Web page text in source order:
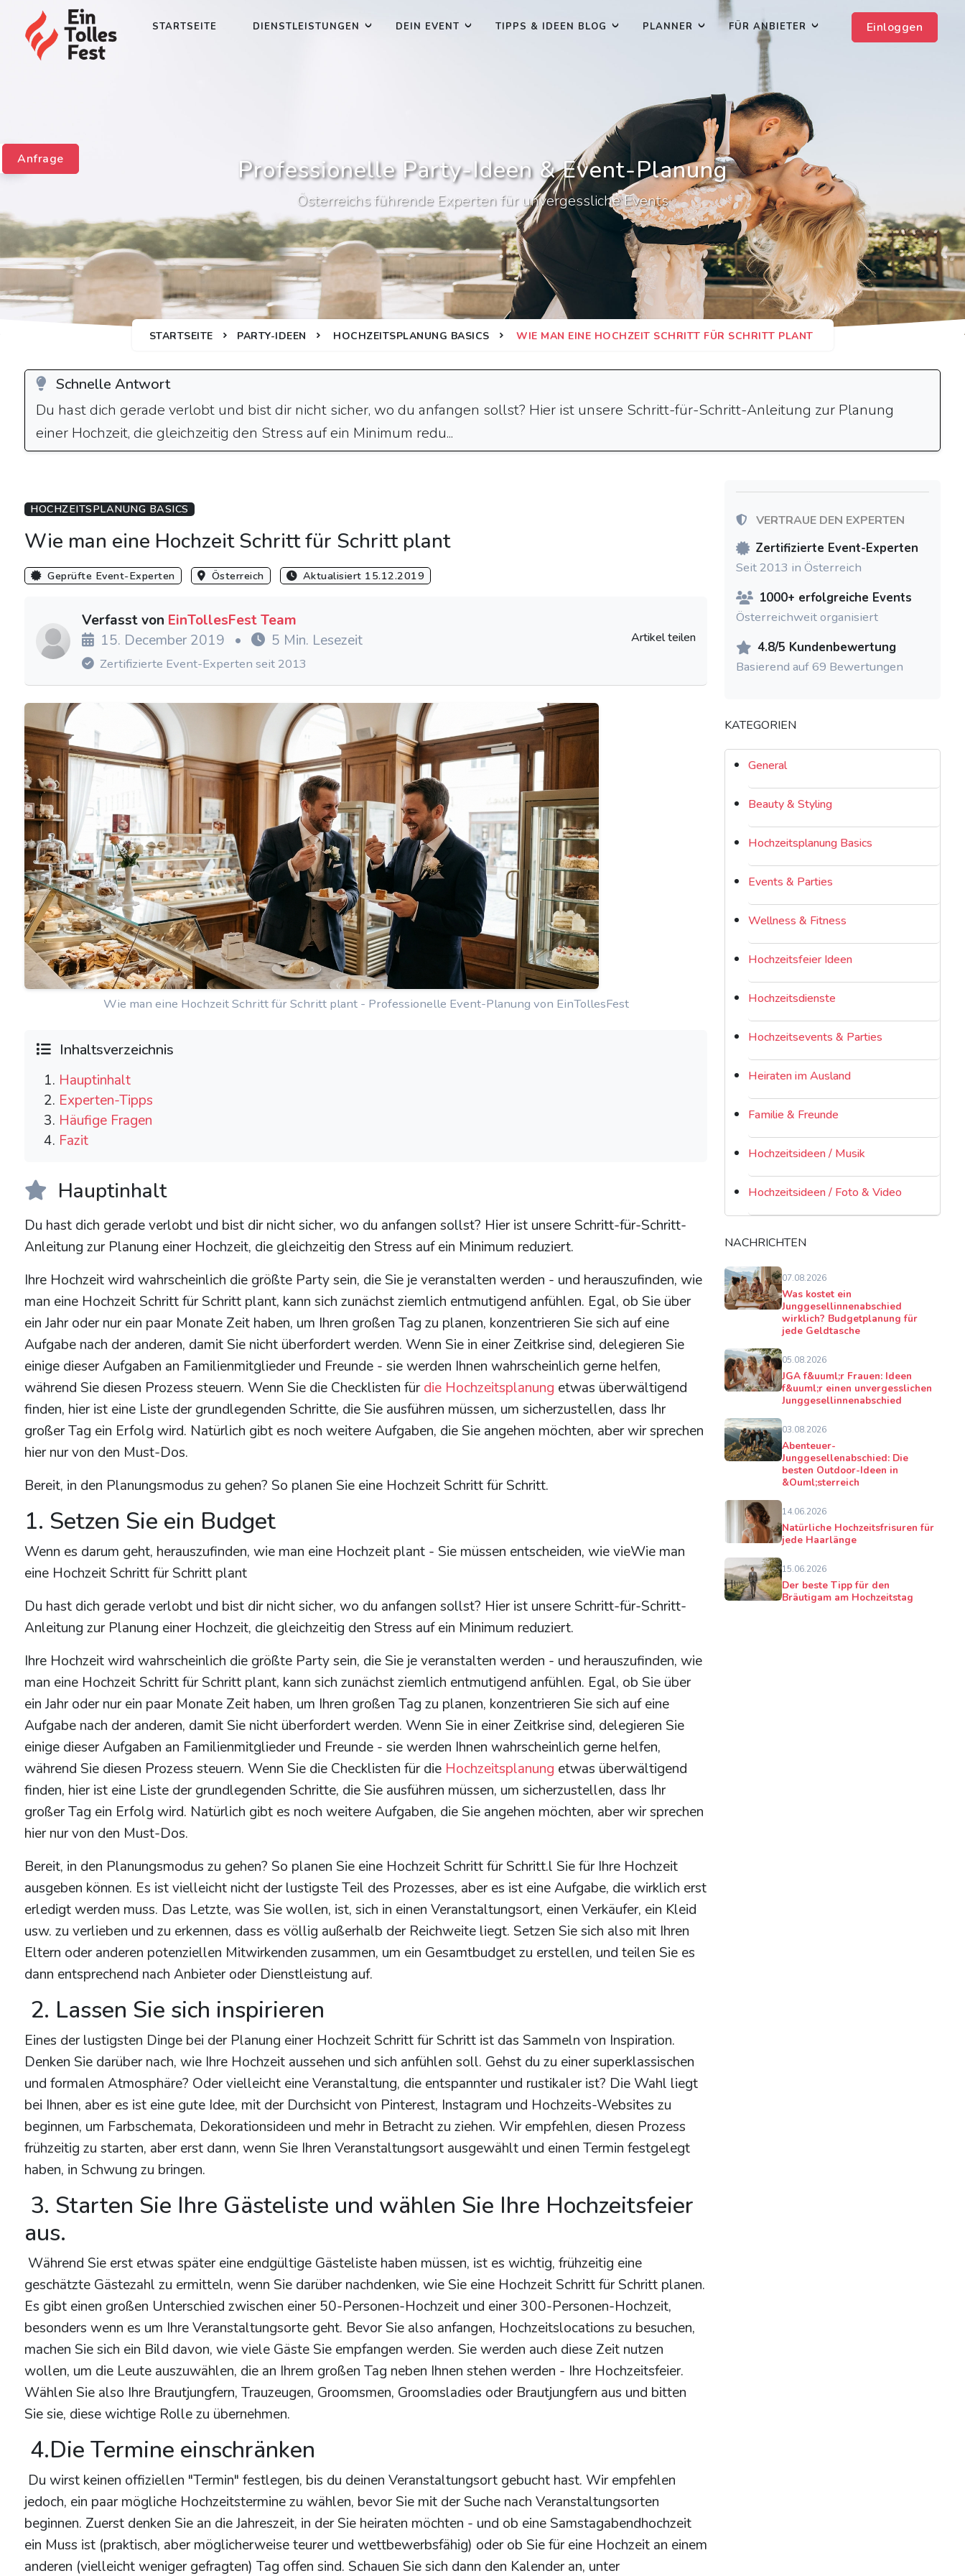
Einloggen
STARTSEITE DIENSTLEISTUNGEN DEIN EVENT TIPPS & IDEEN BLOG PLANNER FÜR ANBIETER
Professionelle Party-Ideen & Event-Planung
Österreichs führende Experten für unvergessliche Events
STARTSEITE PARTY-IDEEN HOCHZEITSPLANUNG BASICS WIE MAN EINE HOCHZEIT SCHRITT FÜR SCHRITT PLANT
Schnelle Antwort
Du hast dich gerade verlobt und bist dir nicht sicher, wo du anfangen sollst? Hier ist unsere Schritt-für-Schritt-Anleitung zur Planung
einer Hochzeit, die gleichzeitig den Stress auf ein Minimum redu...
HOCHZEITSPLANUNG BASICS
Wie man eine Hochzeit Schritt für Schritt plant
Geprüfte Event-Experten Österreich Aktualisiert 15.12.2019
Verfasst von EinTollesFest Team
15. December 2019
• 5 Min. Lesezeit
Zertifizierte Event-Experten seit 2013
Artikel teilen
Wie man eine Hochzeit Schritt für Schritt plant - Professionelle Event-Planung von EinTollesFest
Inhaltsverzeichnis
Hauptinhalt
Experten-Tipps
Häufige Fragen
Fazit
Hauptinhalt
Du hast dich gerade verlobt und bist dir nicht sicher, wo du anfangen sollst? Hier ist unsere Schritt-für-Schritt-
Anleitung zur Planung einer Hochzeit, die gleichzeitig den Stress auf ein Minimum reduziert.
Ihre Hochzeit wird wahrscheinlich die größte Party sein, die Sie je veranstalten werden - und herauszufinden, wie
man eine Hochzeit Schritt für Schritt plant, kann sich zunächst ziemlich entmutigend anfühlen. Egal, ob Sie über
ein Jahr oder nur ein paar Monate Zeit haben, um Ihren großen Tag zu planen, konzentrieren Sie sich auf eine
Aufgabe nach der anderen, damit Sie nicht überfordert werden. Wenn Sie in einer Zeitkrise sind, delegieren Sie
einige dieser Aufgaben an Familienmitglieder und Freunde - sie werden Ihnen wahrscheinlich gerne helfen,
während Sie diesen Prozess steuern. Wenn Sie die Checklisten fürdie Hochzeitsplanung etwas überwältigend
finden, hier ist eine Liste der grundlegenden Schritte, die Sie ausführen müssen, um sicherzustellen, dass Ihr
großer Tag ein Erfolg wird. Natürlich gibt es noch weitere Aufgaben, die Sie angehen möchten, aber wir sprechen
hier nur von den Must-Dos.
Bereit, in den Planungsmodus zu gehen? So planen Sie eine Hochzeit Schritt für Schritt.
1. Setzen Sie ein Budget
Wenn es darum geht, herauszufinden, wie man eine Hochzeit plant - Sie müssen entscheiden, wie vieWie man
eine Hochzeit Schritt für Schritt plant
Du hast dich gerade verlobt und bist dir nicht sicher, wo du anfangen sollst? Hier ist unsere Schritt-für-Schritt-
Anleitung zur Planung einer Hochzeit, die gleichzeitig den Stress auf ein Minimum reduziert.
Ihre Hochzeit wird wahrscheinlich die größte Party sein, die Sie je veranstalten werden - und herauszufinden, wie
man eine Hochzeit Schritt für Schritt plant, kann sich zunächst ziemlich entmutigend anfühlen. Egal, ob Sie über
ein Jahr oder nur ein paar Monate Zeit haben, um Ihren großen Tag zu planen, konzentrieren Sie sich auf eine
Aufgabe nach der anderen, damit Sie nicht überfordert werden. Wenn Sie in einer Zeitkrise sind, delegieren Sie
einige dieser Aufgaben an Familienmitglieder und Freunde - sie werden Ihnen wahrscheinlich gerne helfen,
während Sie diesen Prozess steuern. Wenn Sie die Checklisten für die Hochzeitsplanung etwas überwältigend
finden, hier ist eine Liste der grundlegenden Schritte, die Sie ausführen müssen, um sicherzustellen, dass Ihr
großer Tag ein Erfolg wird. Natürlich gibt es noch weitere Aufgaben, die Sie angehen möchten, aber wir sprechen
hier nur von den Must-Dos.
Bereit, in den Planungsmodus zu gehen? So planen Sie eine Hochzeit Schritt für Schritt.l Sie für Ihre Hochzeit
ausgeben können. Es ist vielleicht nicht der lustigste Teil des Prozesses, aber es ist eine Aufgabe, die wirklich erst
erledigt werden muss. Das Letzte, was Sie wollen, ist, sich in einen Veranstaltungsort, einen Verkäufer, ein Kleid
usw. zu verlieben und zu erkennen, dass es völlig außerhalb der Reichweite liegt. Setzen Sie sich also mit Ihren
Eltern oder anderen potenziellen Mitwirkenden zusammen, um ein Gesamtbudget zu erstellen, und teilen Sie es
dann entsprechend nach Anbieter oder Dienstleistung auf.
2. Lassen Sie sich inspirieren
Eines der lustigsten Dinge bei der Planung einer Hochzeit Schritt für Schritt ist das Sammeln von Inspiration.
Denken Sie darüber nach, wie Ihre Hochzeit aussehen und sich anfühlen soll. Gehst du zu einer superklassischen
und formalen Atmosphäre? Oder vielleicht eine Veranstaltung, die entspannter und rustikaler ist? Die Wahl liegt
bei Ihnen, aber es ist eine gute Idee, mit der Durchsicht von Pinterest, Instagram und Hochzeits-Websites zu
beginnen, um Farbschemata, Dekorationsideen und mehr in Betracht zu ziehen. Wir empfehlen, diesen Prozess
frühzeitig zu starten, aber erst dann, wenn Sie Ihren Veranstaltungsort ausgewählt und einen Termin festgelegt
haben, in Schwung zu bringen.
3. Starten Sie Ihre Gästeliste und wählen Sie Ihre Hochzeitsfeier
aus.
Während Sie erst etwas später eine endgültige Gästeliste haben müssen, ist es wichtig, frühzeitig eine
geschätzte Gästezahl zu ermitteln, wenn Sie darüber nachdenken, wie Sie eine Hochzeit Schritt für Schritt planen.
Es gibt einen großen Unterschied zwischen einer 50-Personen-Hochzeit und einer 300-Personen-Hochzeit,
besonders wenn es um Ihre Veranstaltungsorte geht. Bevor Sie also anfangen, Hochzeitslocations zu besuchen,
machen Sie sich ein Bild davon, wie viele Gäste Sie empfangen werden. Sie werden auch diese Zeit nutzen
wollen, um die Leute auszuwählen, die an Ihrem großen Tag neben Ihnen stehen werden - Ihre Hochzeitsfeier.
Wählen Sie also Ihre Brautjungfern, Trauzeugen, Groomsmen, Groomsladies oder Brautjungfern aus und bitten
Sie sie, diese wichtige Rolle zu übernehmen.
4.Die Termine einschränken
Du wirst keinen offiziellen "Termin" festlegen, bis du deinen Veranstaltungsort gebucht hast. Wir empfehlen
jedoch, ein paar mögliche Hochzeitstermine zu wählen, bevor Sie mit der Suche nach Veranstaltungsorten
beginnen. Zuerst denken Sie an die Jahreszeit, in der Sie heiraten möchten - und ob eine Samstagabendhochzeit
ein Muss ist (praktisch, aber möglicherweise teurer und wettbewerbsfähig) oder ob Sie für eine Hochzeit an einem
anderen (vielleicht weniger gefragten) Tag offen sind. Schauen Sie sich dann den Kalender an, unter
VERTRAUE DEN EXPERTEN
Zertifizierte Event-Experten
Seit 2013 in Österreich
1000+ erfolgreiche Events
Österreichweit organisiert
4.8/5 Kundenbewertung
Basierend auf 69 Bewertungen
KATEGORIEN
General
Beauty & Styling
Hochzeitsplanung Basics
Events & Parties
Wellness & Fitness
Hochzeitsfeier Ideen
Hochzeitsdienste
Hochzeitsevents & Parties
Heiraten im Ausland
Familie & Freunde
Hochzeitsideen / Musik
Hochzeitsideen / Foto & Video
NACHRICHTEN
07.08.2026
Was kostet ein
Junggesellinnenabschied
wirklich? Budgetplanung für
jede Geldtasche
05.08.2026
JGA f&uuml;r Frauen: Ideen
f&uuml;r einen unvergesslichen
Junggesellinnenabschied
03.08.2026
Abenteuer-
Junggesellenabschied: Die
besten Outdoor-Ideen in
&Ouml;sterreich
14.06.2026
Natürliche Hochzeitsfrisuren für
jede Haarlänge
15.06.2026
Der beste Tipp für den
Bräutigam am Hochzeitstag
Anfrage